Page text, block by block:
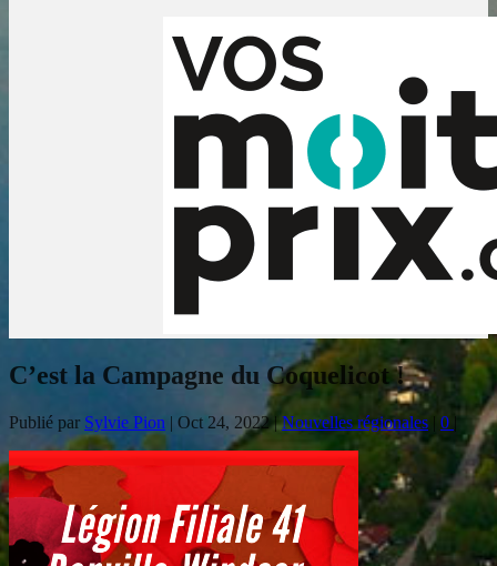
C’est la Campagne du Coquelicot !
Publié par Sylvie Pion | Oct 24, 2022|Nouvelles régionales 0